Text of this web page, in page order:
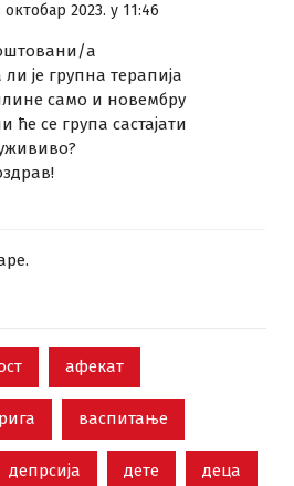
октобар 2023. у 11:46
а
ли је групна терапија
само и новембру
ће се група састајати
афекат
васпитање
депрсија дете деца